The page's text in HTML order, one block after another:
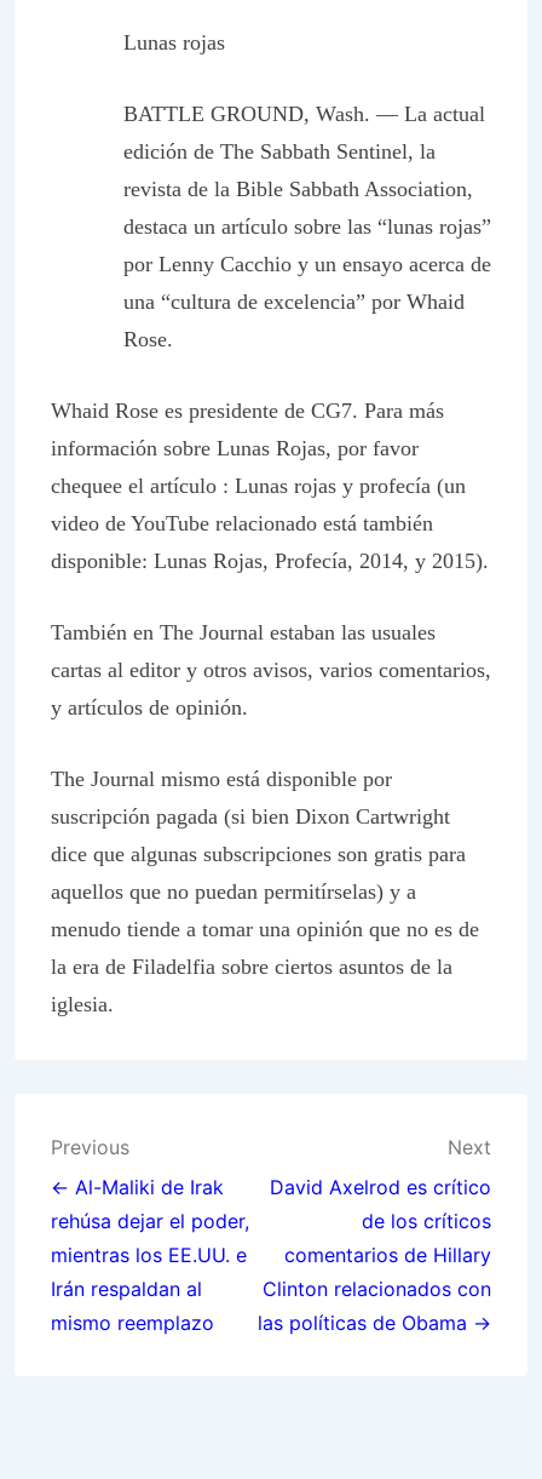
Lunas rojas
BATTLE GROUND, Wash. — La actual
edición de The Sabbath Sentinel, la
revista de la Bible Sabbath Association,
destaca un artículo sobre las “lunas rojas”
por Lenny Cacchio y un ensayo acerca de
una “cultura de excelencia” por Whaid
Rose.
Whaid Rose es presidente de CG7. Para más
información sobre Lunas Rojas, por favor
chequee el artículo : Lunas rojas y profecía (un
video de YouTube relacionado está también
disponible: Lunas Rojas, Profecía, 2014, y 2015).
También en The Journal estaban las usuales
cartas al editor y otros avisos, varios comentarios,
y artículos de opinión.
The Journal mismo está disponible por
suscripción pagada (si bien Dixon Cartwright
dice que algunas subscripciones son gratis para
aquellos que no puedan permitírselas) y a
menudo tiende a tomar una opinión que no es de
la era de Filadelfia sobre ciertos asuntos de la
iglesia.
Post
navigation
Previous
← Al-Maliki de Irak
rehúsa dejar el poder,
mientras los EE.UU. e
Irán respaldan al
mismo reemplazo
Next
David Axelrod es crítico
de los críticos
comentarios de Hillary
Clinton relacionados con
las políticas de Obama →